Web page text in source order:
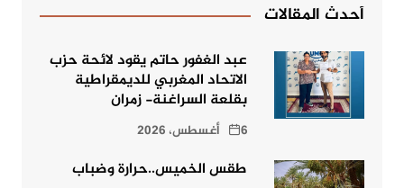
أحدث المقالات
عبد الغفور حاتم يقود لائحة حزب
الاتحاد المغربي للديمقراطية
بقلعة السراغنة- زمران
6 أغسطس، 2026
طقس الخميس..حرارة وضباب